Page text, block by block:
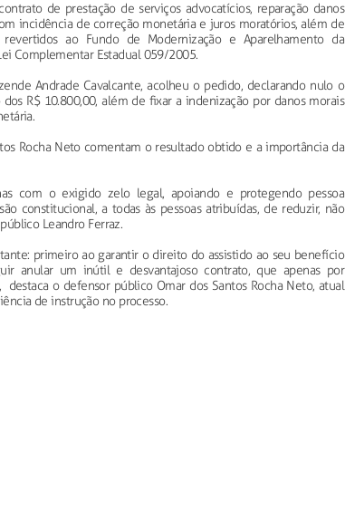
de prestação de serviços advocatícios, reparação danos
incidência de correção monetária e juros moratórios, além de
ao Fundo de Modernização e Aparelhamento da
Complementar Estadual 059/2005.
Andrade Cavalcante, acolheu o pedido, declarando nulo o
R$ 10.800,00, além de fixar a indenização por danos morais
Rocha Neto comentam o resultado obtido e a importância da
com o exigido zelo legal, apoiando e protegendo pessoa
constitucional, a todas às pessoas atribuídas, de reduzir, não
Leandro Ferraz.
primeiro ao garantir o direito do assistido ao seu benefício
anular um inútil e desvantajoso contrato, que apenas por
o defensor público Omar dos Santos Rocha Neto, atual
de instrução no processo.